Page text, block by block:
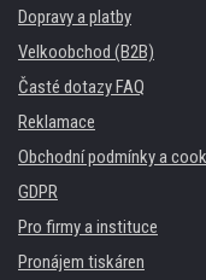
Dopravy a platby
Velkoobchod (B2B)
Časté dotazy FAQ
Reklamace
Obchodní podmínky a
GDPR
Pro firmy a instituce
Pronájem tiskáren